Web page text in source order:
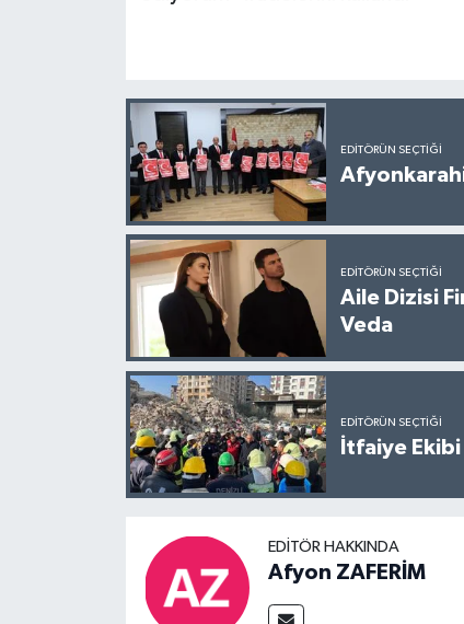
EDITÖRÜN SEÇTIĞI
EDITÖRÜN SEÇTIĞI
Aile Dizisi
Veda
EDITÖRÜN SEÇTIĞI
İtfaiye
EDITÖR HAKKINDA
Afyon ZAFERİM